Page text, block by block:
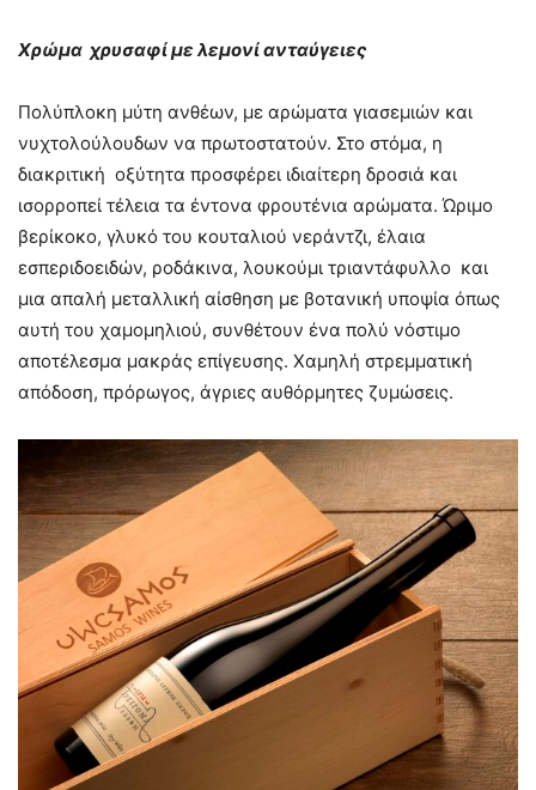
Χρώμα χρυσαφί με λεμονί ανταύγειες
Πολύπλοκη μύτη ανθέων, με αρώματα γιασεμιών και
νυχτολούλουδων να πρωτοστατούν. Στο στόμα, η
διακριτική οξύτητα προσφέρει ιδιαίτερη δροσιά και
ισορροπεί τέλεια τα έντονα φρουτένια αρώματα. Ώριμο
βερίκοκο, γλυκό του κουταλιού νεράντζι, έλαια
εσπεριδοειδών, ροδάκινα, λουκούμι τριαντάφυλλο και
μια απαλή μεταλλική αίσθηση με βοτανική υποψία όπως
αυτή του χαμομηλιού, συνθέτουν ένα πολύ νόστιμο
αποτέλεσμα μακράς επίγευσης. Χαμηλή στρεμματική
απόδοση, πρόρωγος, άγριες αυθόρμητες ζυμώσεις.